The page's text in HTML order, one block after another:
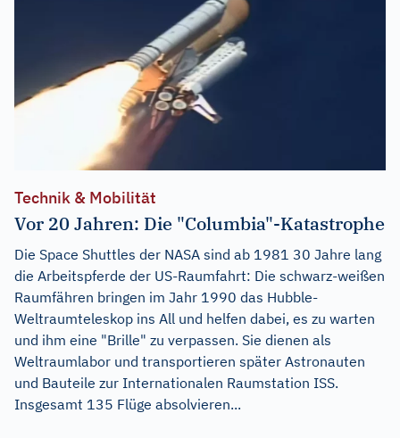
Technik & Mobilität
Vor 20 Jahren: Die "Columbia"-Katastrophe
Die Space Shuttles der NASA sind ab 1981 30 Jahre lang
die Arbeitspferde der US-Raumfahrt: Die schwarz-weißen
Raumfähren bringen im Jahr 1990 das Hubble-
Weltraumteleskop ins All und helfen dabei, es zu warten
und ihm eine "Brille" zu verpassen. Sie dienen als
Weltraumlabor und transportieren später Astronauten
und Bauteile zur Internationalen Raumstation ISS.
Insgesamt 135 Flüge absolvieren...